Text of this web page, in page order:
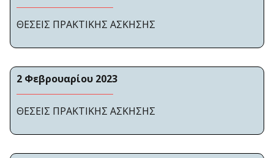
ΘΕΣΕΙΣ ΠΡΑΚΤΙΚΗΣ ΑΣΚΗΣΗΣ
2 Φεβρουαρίου 2023
ΘΕΣΕΙΣ ΠΡΑΚΤΙΚΗΣ ΑΣΚΗΣΗΣ